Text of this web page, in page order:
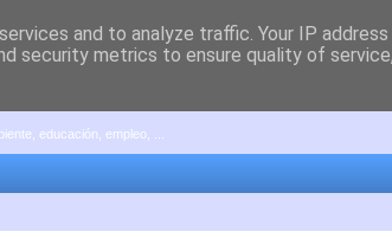
educación, empleo, ...
and to analyze traffic. Your IP
security metrics to ensure quality of